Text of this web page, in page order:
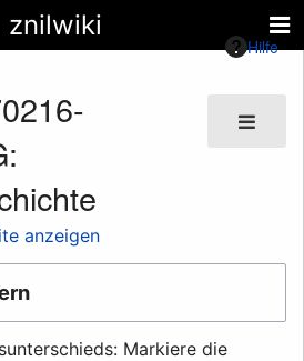
znilwiki
Hilfe
anzeigen
Markiere die